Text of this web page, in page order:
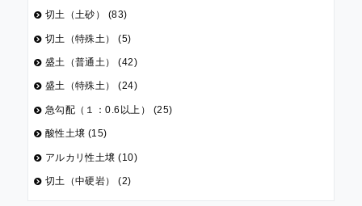
切土（土砂） (83)
切土（特殊土） (5)
盛土（普通土） (42)
盛土（特殊土） (24)
急勾配（１：0.6以上） (25)
酸性土壌 (15)
アルカリ性土壌 (10)
切土（中硬岩） (2)